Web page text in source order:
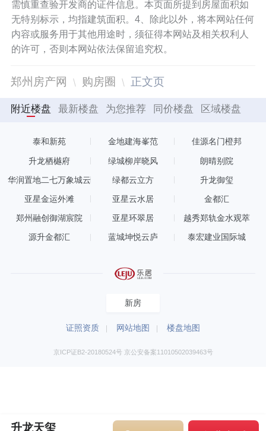
需慎重查验开发商的证件信息。本页面所提到房屋面积如
无特别标示，均指建筑面积。4、除此以外，将本网站任何
内容或服务用于其他用途时，须征得本网站及相关权利人
的许可，否则本网站依法保留追究权。
郑州房产网 购房圈 正文页
附近楼盘 最新楼盘 为您推荐 同价楼盘 区域楼盘
泰和新苑 金地建海峯范 佳源名门橙邦
升龙栖樾府 绿城柳岸晓风 朗晴别院
华润置地二七万象城云
绿都云立方 升龙御玺
亚星金运外滩 亚星云水居 金都汇
郑州融创御湖宸院 亚星环翠居 越秀郑轨金水观萃
源升金都汇 蓝城坤悦云庐 泰宏建业国际城
新房
证照资质 网站地图 楼盘地图
京ICP证B2-20180524号 京公安备案11010502039463号
升龙天玺